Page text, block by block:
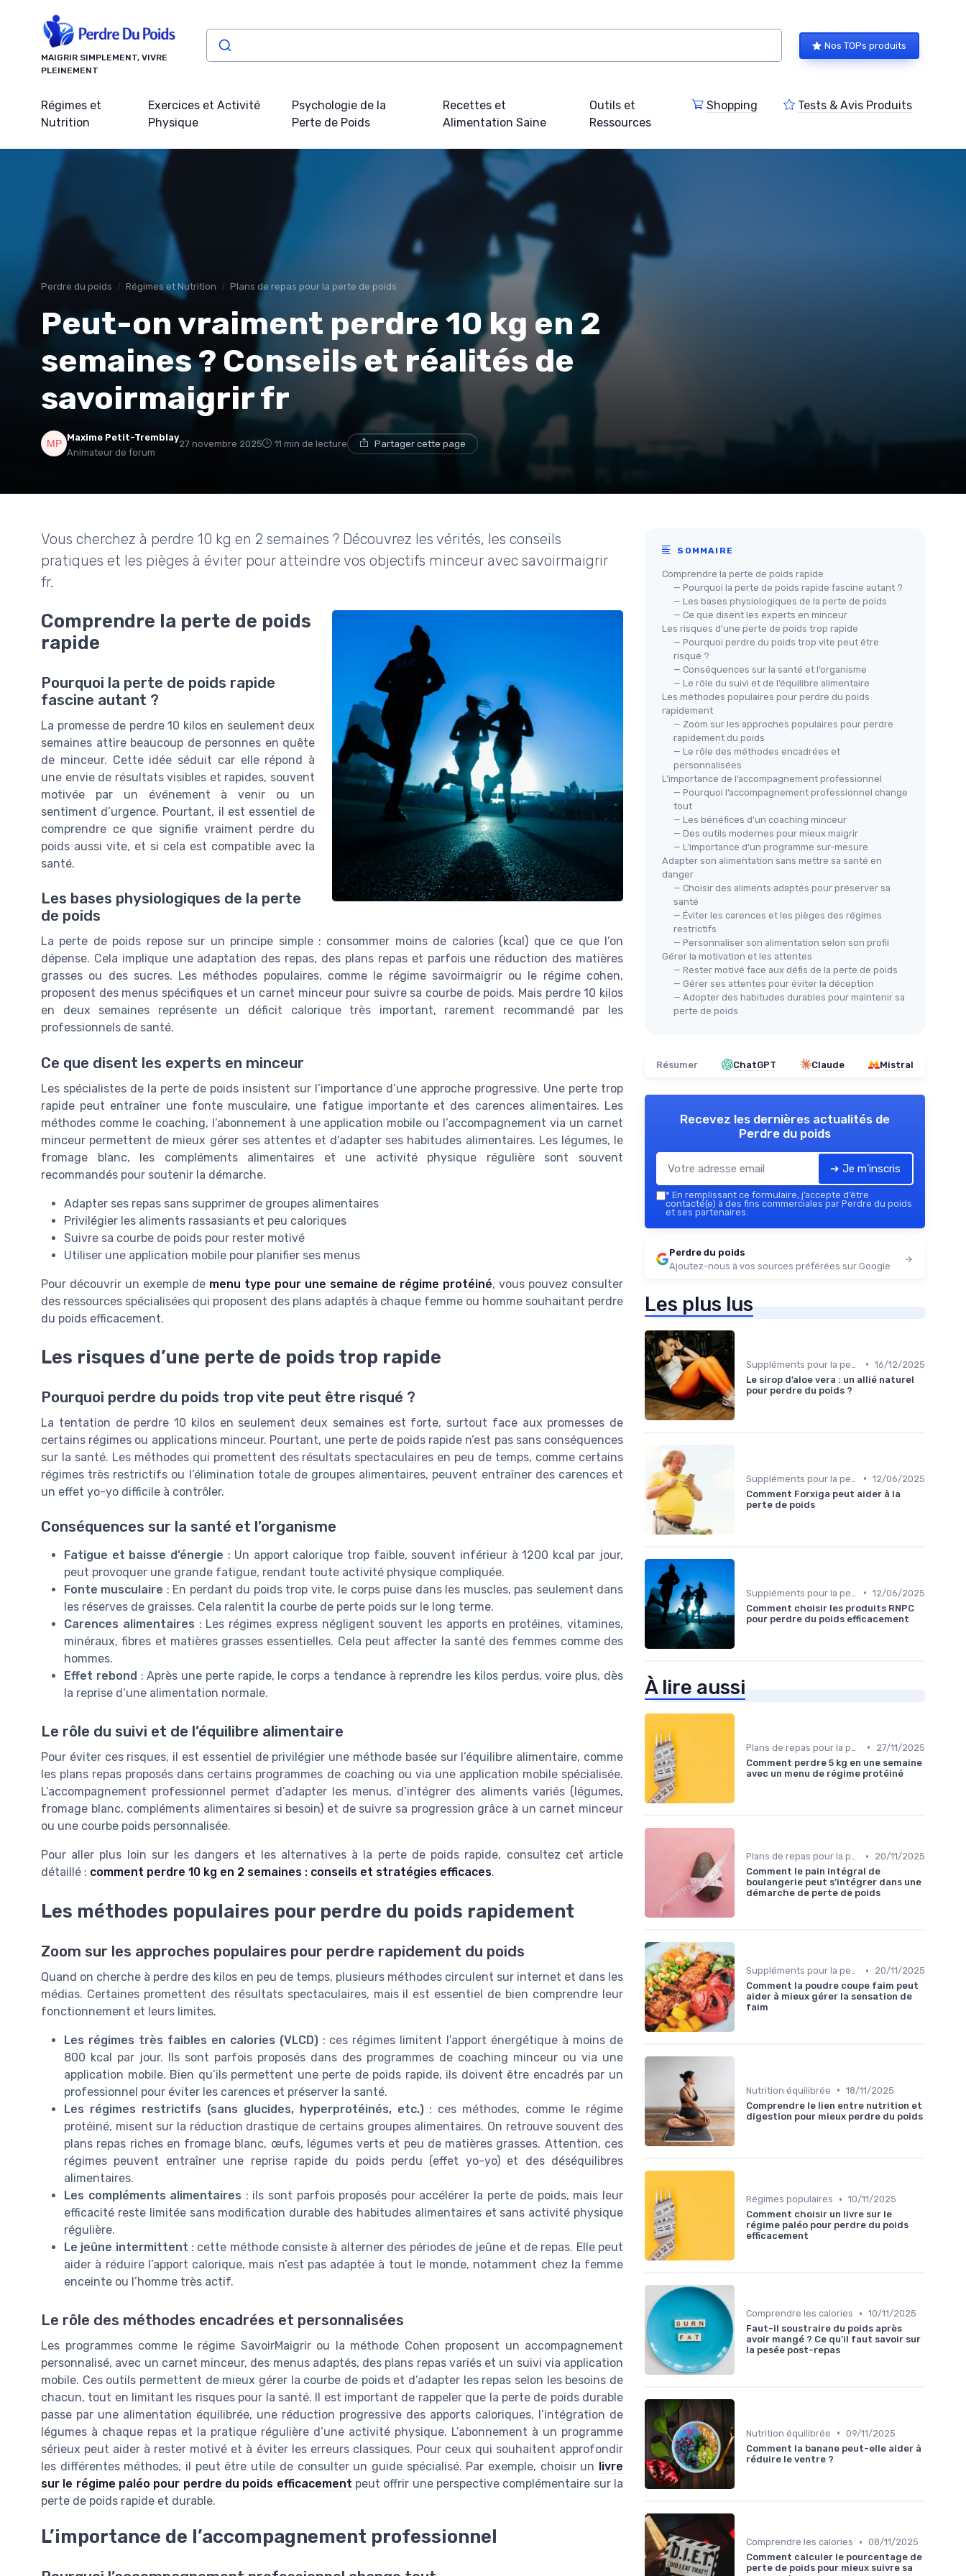
MAIGRIR SIMPLEMENT, VIVRE
PLEINEMENT
Nos TOPs produits
Régimes et
Nutrition
Exercices et Activité
Physique
Psychologie de la
Perte de Poids
Recettes et
Alimentation Saine
Outils et
Ressources
Shopping Tests & Avis Produits
Perdre du poids Régimes et Nutrition Plans de repas pour la perte de poids
Peut-on vraiment perdre 10 kg en 2
semaines ? Conseils et réalités de
savoirmaigrir fr
Maxime Petit-Tremblay
Animateur de forum
27 novembre 2025 11 min de lecture Partager cette page
Vous cherchez à perdre 10 kg en 2 semaines ? Découvrez les vérités, les conseils
pratiques et les pièges à éviter pour atteindre vos objectifs minceur avec savoirmaigrir
fr.
Comprendre la perte de poids
rapide
Pourquoi la perte de poids rapide
fascine autant ?
La promesse de perdre 10 kilos en seulement deux
semaines attire beaucoup de personnes en quête
de minceur. Cette idée séduit car elle répond à
une envie de résultats visibles et rapides, souvent
motivée par un événement à venir ou un
sentiment d’urgence. Pourtant, il est essentiel de
comprendre ce que signifie vraiment perdre du
poids aussi vite, et si cela est compatible avec la
santé.
Les bases physiologiques de la perte
de poids
La perte de poids repose sur un principe simple : consommer moins de calories (kcal) que ce que l’on
dépense. Cela implique une adaptation des repas, des plans repas et parfois une réduction des matières
grasses ou des sucres. Les méthodes populaires, comme le régime savoirmaigrir ou le régime cohen,
proposent des menus spécifiques et un carnet minceur pour suivre sa courbe de poids. Mais perdre 10 kilos
en deux semaines représente un déficit calorique très important, rarement recommandé par les
professionnels de santé.
Ce que disent les experts en minceur
Les spécialistes de la perte de poids insistent sur l’importance d’une approche progressive. Une perte trop
rapide peut entraîner une fonte musculaire, une fatigue importante et des carences alimentaires. Les
méthodes comme le coaching, l’abonnement à une application mobile ou l’accompagnement via un carnet
minceur permettent de mieux gérer ses attentes et d’adapter ses habitudes alimentaires. Les légumes, le
fromage blanc, les compléments alimentaires et une activité physique régulière sont souvent
recommandés pour soutenir la démarche.
Adapter ses repas sans supprimer de groupes alimentaires
Privilégier les aliments rassasiants et peu caloriques
Suivre sa courbe de poids pour rester motivé
Utiliser une application mobile pour planifier ses menus
Pour découvrir un exemple de menu type pour une semaine de régime protéiné, vous pouvez consulter
des ressources spécialisées qui proposent des plans adaptés à chaque femme ou homme souhaitant perdre
du poids efficacement.
Les risques d’une perte de poids trop rapide
Pourquoi perdre du poids trop vite peut être risqué ?
La tentation de perdre 10 kilos en seulement deux semaines est forte, surtout face aux promesses de
certains régimes ou applications minceur. Pourtant, une perte de poids rapide n’est pas sans conséquences
sur la santé. Les méthodes qui promettent des résultats spectaculaires en peu de temps, comme certains
régimes très restrictifs ou l’élimination totale de groupes alimentaires, peuvent entraîner des carences et
un effet yo-yo difficile à contrôler.
Conséquences sur la santé et l’organisme
Fatigue et baisse d’énergie : Un apport calorique trop faible, souvent inférieur à 1200 kcal par jour,
peut provoquer une grande fatigue, rendant toute activité physique compliquée.
Fonte musculaire : En perdant du poids trop vite, le corps puise dans les muscles, pas seulement dans
les réserves de graisses. Cela ralentit la courbe de perte poids sur le long terme.
Carences alimentaires : Les régimes express négligent souvent les apports en protéines, vitamines,
minéraux, fibres et matières grasses essentielles. Cela peut affecter la santé des femmes comme des
hommes.
Effet rebond : Après une perte rapide, le corps a tendance à reprendre les kilos perdus, voire plus, dès
la reprise d’une alimentation normale.
Le rôle du suivi et de l’équilibre alimentaire
Pour éviter ces risques, il est essentiel de privilégier une méthode basée sur l’équilibre alimentaire, comme
les plans repas proposés dans certains programmes de coaching ou via une application mobile spécialisée.
L’accompagnement professionnel permet d’adapter les menus, d’intégrer des aliments variés (légumes,
fromage blanc, compléments alimentaires si besoin) et de suivre sa progression grâce à un carnet minceur
ou une courbe poids personnalisée.
Pour aller plus loin sur les dangers et les alternatives à la perte de poids rapide, consultez cet article
détaillé : comment perdre 10 kg en 2 semaines : conseils et stratégies efficaces.
Les méthodes populaires pour perdre du poids rapidement
Zoom sur les approches populaires pour perdre rapidement du poids
Quand on cherche à perdre des kilos en peu de temps, plusieurs méthodes circulent sur internet et dans les
médias. Certaines promettent des résultats spectaculaires, mais il est essentiel de bien comprendre leur
fonctionnement et leurs limites.
Les régimes très faibles en calories (VLCD): ces régimes limitent l’apport énergétique à moins de
800 kcal par jour. Ils sont parfois proposés dans des programmes de coaching minceur ou via une
application mobile. Bien qu’ils permettent une perte de poids rapide, ils doivent être encadrés par un
professionnel pour éviter les carences et préserver la santé.
Les régimes restrictifs (sans glucides, hyperprotéinés, etc.): ces méthodes, comme le régime
protéiné, misent sur la réduction drastique de certains groupes alimentaires. On retrouve souvent des
plans repas riches en fromage blanc, œufs, légumes verts et peu de matières grasses. Attention, ces
régimes peuvent entraîner une reprise rapide du poids perdu (effet yo-yo) et des déséquilibres
alimentaires.
Les compléments alimentaires : ils sont parfois proposés pour accélérer la perte de poids, mais leur
efficacité reste limitée sans modification durable des habitudes alimentaires et sans activité physique
régulière.
Le jeûne intermittent : cette méthode consiste à alterner des périodes de jeûne et de repas. Elle peut
aider à réduire l’apport calorique, mais n’est pas adaptée à tout le monde, notamment chez la femme
enceinte ou l’homme très actif.
Le rôle des méthodes encadrées et personnalisées
Les programmes comme le régime SavoirMaigrir ou la méthode Cohen proposent un accompagnement
personnalisé, avec un carnet minceur, des menus adaptés, des plans repas variés et un suivi via application
mobile. Ces outils permettent de mieux gérer la courbe de poids et d’adapter les repas selon les besoins de
chacun, tout en limitant les risques pour la santé. Il est important de rappeler que la perte de poids durable
passe par une alimentation équilibrée, une réduction progressive des apports caloriques, l’intégration de
légumes à chaque repas et la pratique régulière d’une activité physique. L’abonnement à un programme
sérieux peut aider à rester motivé et à éviter les erreurs classiques. Pour ceux qui souhaitent approfondir
les différentes méthodes, il peut être utile de consulter un guide spécialisé. Par exemple, choisir un livre
sur le régime paléo pour perdre du poids efficacement peut offrir une perspective complémentaire sur la
perte de poids rapide et durable.
L’importance de l’accompagnement professionnel
SOMMAIRE
Comprendre la perte de poids rapide
— Pourquoi la perte de poids rapide fascine autant ?
— Les bases physiologiques de la perte de poids
— Ce que disent les experts en minceur
Les risques d’une perte de poids trop rapide
— Pourquoi perdre du poids trop vite peut être
risqué ?
— Conséquences sur la santé et l’organisme
— Le rôle du suivi et de l’équilibre alimentaire
Les méthodes populaires pour perdre du poids
rapidement
— Zoom sur les approches populaires pour perdre
rapidement du poids
— Le rôle des méthodes encadrées et
personnalisées
L’importance de l’accompagnement professionnel
— Pourquoi l’accompagnement professionnel change
tout
— Les bénéfices d’un coaching minceur
— Des outils modernes pour mieux maigrir
— L’importance d’un programme sur-mesure
Adapter son alimentation sans mettre sa santé en
danger
— Choisir des aliments adaptés pour préserver sa
santé
— Éviter les carences et les pièges des régimes
restrictifs
— Personnaliser son alimentation selon son profil
Gérer la motivation et les attentes
— Rester motivé face aux défis de la perte de poids
— Gérer ses attentes pour éviter la déception
— Adopter des habitudes durables pour maintenir sa
perte de poids
Résumer ChatGPT Claude Mistral
Recevez les dernières actualités de
Perdre du poids
➔ Je m'inscris
* En remplissant ce formulaire, j’accepte d’être
contacté(e) à des fins commerciales par Perdre du poids
et ses partenaires.
Perdre du poids
Ajoutez-nous à vos sources préférées sur Google
Les plus lus
• 16/12/2025
Le sirop d’aloe vera : un allié naturel
pour perdre du poids ?
• 12/06/2025
Comment Forxiga peut aider à la
perte de poids
• 12/06/2025
Comment choisir les produits RNPC
pour perdre du poids efficacement
À lire aussi
•
27/11/2025
Comment perdre 5 kg en une semaine
avec un menu de régime protéiné
Plans de repas pour la perte de poids •
20/11/2025
Comment le pain intégral de
boulangerie peut s’intégrer dans une
démarche de perte de poids
Suppléments pour la perte de poids •
20/11/2025
Comment la poudre coupe faim peut
aider à mieux gérer la sensation de
faim
Nutrition équilibrée • 18/11/2025
Comprendre le lien entre nutrition et
digestion pour mieux perdre du poids
Régimes populaires • 10/11/2025
Comment choisir un livre sur le
régime paléo pour perdre du poids
efficacement
Comprendre les calories • 10/11/2025
Faut-il soustraire du poids après
avoir mangé ? Ce qu’il faut savoir sur
la pesée post-repas
Nutrition équilibrée • 09/11/2025
Comment la banane peut-elle aider à
réduire le ventre ?
Comprendre les calories • 08/11/2025
Comment calculer le pourcentage de
perte de poids pour mieux suivre sa